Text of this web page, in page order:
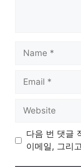
Name
Email
Website
다음 번 댓글
이메일, 그리